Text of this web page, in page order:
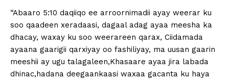
“Abaaro 5:10 daqiiqo ee arroornimadii ayay weerar ku
soo qaadeen xeradaasi, dagaal adag ayaa meesha ka
dhacay, waxay ku soo weerareen qarax, Ciidamada
ayaana gaarigii qarxiyay oo fashiliyay, ma uusan gaarin
meeshii ay ugu talagaleen,Khasaare ayaa jira labada
dhinac,hadana deegaankaasi waxaa gacanta ku haya